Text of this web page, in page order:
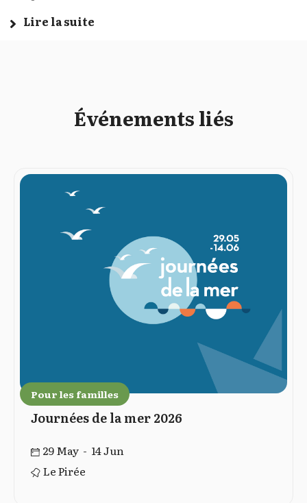
Lire la suite
Événements liés
Pour les familles
Journées de la mer 2026
29 May - 14 Jun
Le Pirée